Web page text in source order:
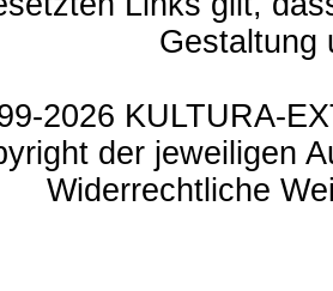
Gestaltung
2026 KULTURA-
der jeweiligen
Widerrechtliche